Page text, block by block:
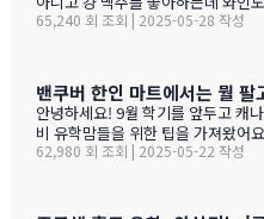
와인을 이것 저것 10년넘게 먹다 보
나가 술을 마트,편의점에서 팔지 않
어 스토어만 가야 살수 있다는 것이
을 한번 알아볼게요. GPT가 정리 해
어떤 와인이 있나? 아래 사진으로 함 보세요.ㅎㅎ
파는 한국 소주 종류와 가격도 함 보
65,240 회 조회 | 2025-05-28 작성
안녕하세요! 9월 학기를 앞두고 캐
비 유학맘들을 위한 팁을 가져왔어
미 익숙한 정보일 수도 있지만, 처음
하지만, 밴쿠버 지역에서는 한남마
62,980 회 조회 | 2025-05-22 작성